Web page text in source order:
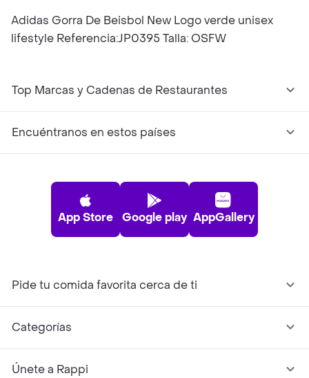
Adidas Gorra De Beisbol New Logo verde unisex
lifestyle Referencia:JP0395 Talla: OSFW
Top Marcas y Cadenas de Restaurantes
Encuéntranos en estos países
App Store Google play AppGallery
Pide tu comida favorita cerca de ti
Categorías
Únete a Rappi